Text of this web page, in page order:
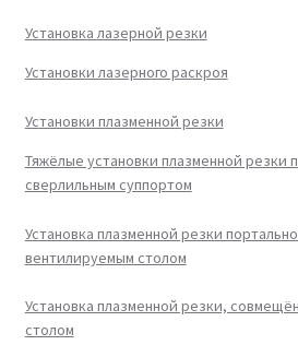
Установка лазерной резки
Установки лазерного раскроя
Установки плазменной резки
Тяжёлые установки плазменной резки
сверлильным суппортом
Установка плазменной резки
вентилируемым столом
Установка плазменной резки,
столом